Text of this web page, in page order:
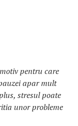
pentru care
apar mult
stresul poate
unor probleme